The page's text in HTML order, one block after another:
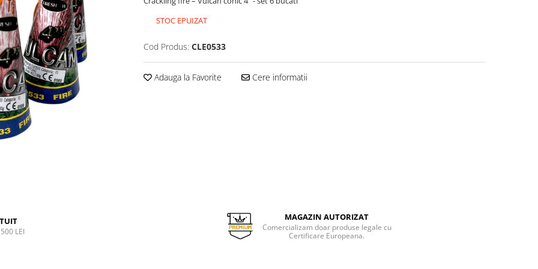
STOC EPUIZAT
Cod Produs: CLE0533
Adauga la Favorite Cere informatii
LEI
MAGAZIN AUTORIZAT
Comercializam doar produse legale cu
Certificare Europeana.